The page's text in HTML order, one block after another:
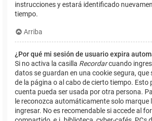
instrucciones y estará identificado
tiempo.
Arriba
¿Por qué mi sesión de usuario expira
Si no activa la casilla Recordarcuando
datos se guardan en una cookie segura, que
de la página o al cabo de cierto tiempo. Esto
cuenta pueda ser usada por otra persona.
le reconozca automáticamente solo marque
ingresar. No es recomendable si accede al